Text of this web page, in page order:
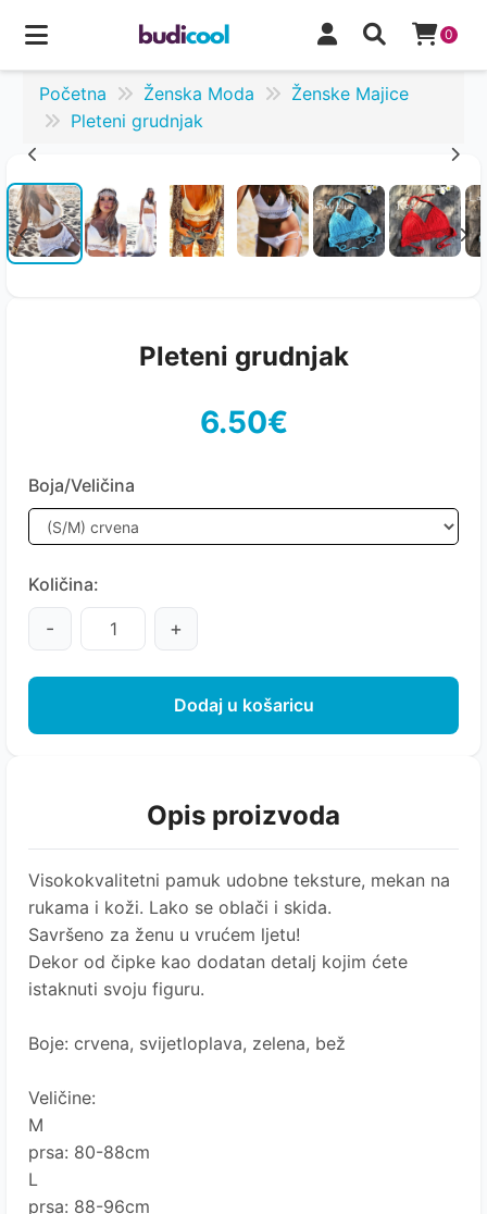
0
Početna Ženska Moda
Ženske Majice
Pleteni grudnjak
Pleteni grudnjak
6.50€
Boja/Veličina
Količina:
- +
Dodaj u košaricu
Opis proizvoda
Visokokvalitetni pamuk udobne teksture, mekan na
rukama i koži. Lako se oblači i skida.
Savršeno za ženu u vrućem ljetu!
Dekor od čipke kao dodatan detalj kojim ćete
istaknuti svoju figuru.
Boje: crvena, svijetloplava, zelena, bež
Veličine:
M
prsa: 80-88cm
L
prsa: 88-96cm